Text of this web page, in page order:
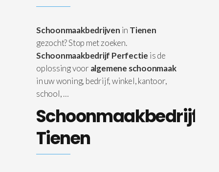
Schoonmaakbedrijven in Tienen
gezocht? Stop met zoeken.
Schoonmaakbedrijf Perfectie is de
oplossing voor algemene schoonmaak
in uw woning, bedrijf, winkel, kantoor,
school, …
Schoonmaakbedrijf
Tienen